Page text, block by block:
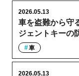
車を盗難から守
ジェントキーの
2026.05.13
車
2026.05.13